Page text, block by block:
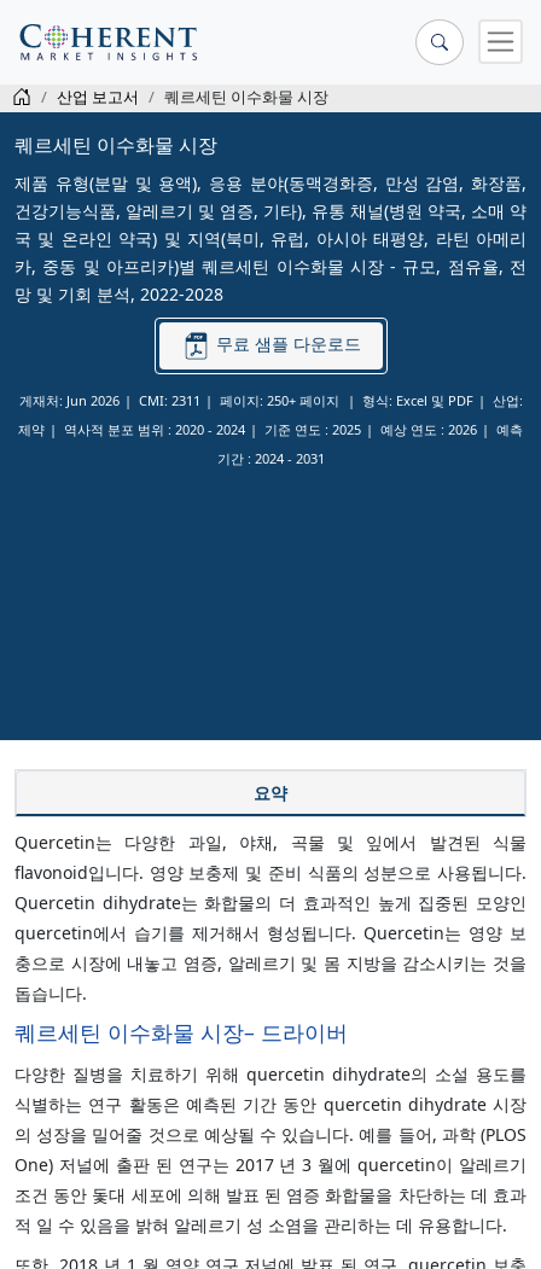
산업 보고서 퀘르세틴 이수화물 시장
퀘르세틴 이수화물 시장
제품 유형(분말 및 용액), 응용 분야(동맥경화증, 만성 감염, 화장품,
건강기능식품, 알레르기 및 염증, 기타), 유통 채널(병원 약국, 소매 약
국 및 온라인 약국) 및 지역(북미, 유럽, 아시아 태평양, 라틴 아메리
카, 중동 및 아프리카)별 퀘르세틴 이수화물 시장 - 규모, 점유율, 전
망 및 기회 분석, 2022-2028
무료 샘플 다운로드
게재처: Jun 2026 CMI: 2311 페이지: 250+ 페이지 형식: Excel 및 PDF
산업:
제약
역사적 분포 범위 : 2020 - 2024 기준 연도 : 2025 예상 연도 : 2026
예측
기간 : 2024 - 2031
요약
Quercetin는 다양한 과일, 야채, 곡물 및 잎에서 발견된 식물
flavonoid입니다. 영양 보충제 및 준비 식품의 성분으로 사용됩니다.
Quercetin dihydrate는 화합물의 더 효과적인 높게 집중된 모양인
quercetin에서 습기를 제거해서 형성됩니다. Quercetin는 영양 보
충으로 시장에 내놓고 염증, 알레르기 및 몸 지방을 감소시키는 것을
돕습니다.
퀘르세틴 이수화물 시장– 드라이버
다양한 질병을 치료하기 위해 quercetin dihydrate의 소설 용도를
식별하는 연구 활동은 예측된 기간 동안 quercetin dihydrate 시장
의 성장을 밀어줄 것으로 예상될 수 있습니다. 예를 들어, 과학 (PLOS
One) 저널에 출판 된 연구는 2017 년 3 월에 quercetin이 알레르기
조건 동안 돛대 세포에 의해 발표 된 염증 화합물을 차단하는 데 효과
적 일 수 있음을 밝혀 알레르기 성 소염을 관리하는 데 유용합니다.
또한, 2018 년 1 월 영양 연구 저널에 발표 된 연구, quercetin 보충